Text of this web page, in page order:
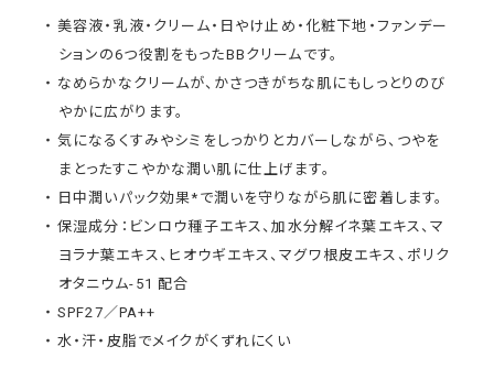
美容液・乳液・クリーム・日やけ止め・化粧下地・ファンデー
ションの6つ役割をもったBBクリームです。
なめらかなクリームが、かさつきがちな肌にもしっとりのび
やかに広がります。
気になるくすみやシミをしっかりとカバーしながら、つやを
まとったすこやかな潤い肌に仕上げます。
日中潤いパック効果*で潤いを守りながら肌に密着します。
保湿成分：ビンロウ種子エキス、加水分解イネ葉エキス、マ
ヨラナ葉エキス、ヒオウギエキス、マグワ根皮エキス、ポリク
オタニウム-51 配合
SPF27／PA++
水・汗・皮脂でメイクがくずれにくい